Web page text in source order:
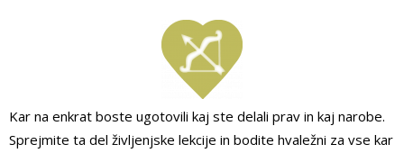
Kar na enkrat boste ugotovili kaj ste delali prav in kaj narobe.
Sprejmite ta del življenjske lekcije in bodite hvaležni za vse kar